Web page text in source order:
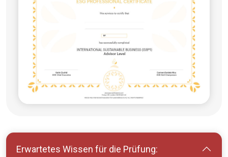
Erwartetes Wissen für die Prüfung: